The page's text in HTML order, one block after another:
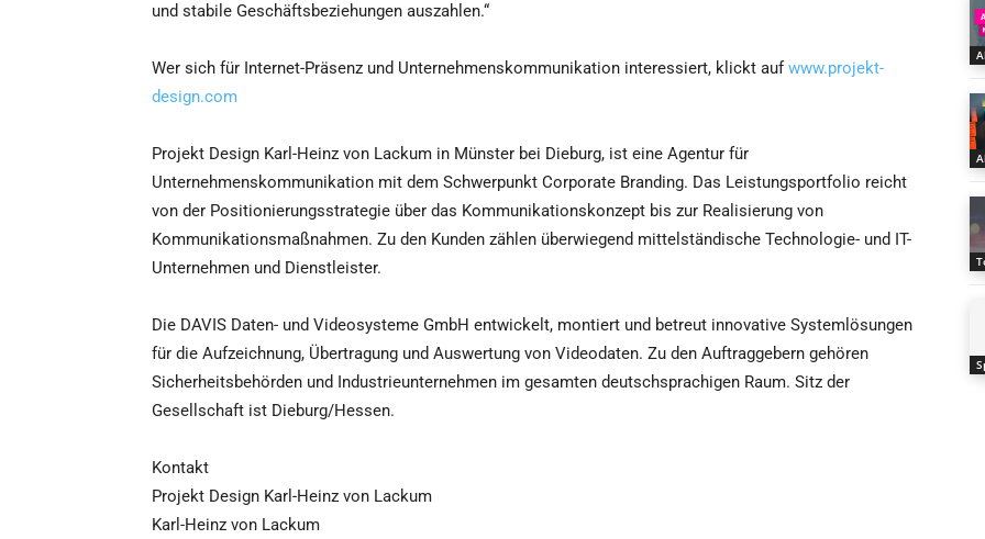
und stabile Geschäftsbeziehungen auszahlen.“
Wer sich für Internet-Präsenz und Unternehmenskommunikation interessiert, klickt aufwww.projekt-
design.com
Projekt Design Karl-Heinz von Lackum in Münster bei Dieburg, ist eine Agentur für
Unternehmenskommunikation mit dem Schwerpunkt Corporate Branding. Das Leistungsportfolio reicht
von der Positionierungsstrategie über das Kommunikationskonzept bis zur Realisierung von
Kommunikationsmaßnahmen. Zu den Kunden zählen überwiegend mittelständische Technologie- und IT-
Unternehmen und Dienstleister.
Die DAVIS Daten- und Videosysteme GmbH entwickelt, montiert und betreut innovative Systemlösungen
für die Aufzeichnung, Übertragung und Auswertung von Videodaten. Zu den Auftraggebern gehören
Sicherheitsbehörden und Industrieunternehmen im gesamten deutschsprachigen Raum. Sitz der
Gesellschaft ist Dieburg/Hessen.
Kontakt
Projekt Design Karl-Heinz von Lackum
Karl-Heinz von Lackum